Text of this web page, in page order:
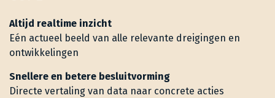
Altijd realtime inzicht
Eén actueel beeld van alle relevante dreigingen en
ontwikkelingen
Snellere en betere besluitvorming
Directe vertaling van data naar concrete acties